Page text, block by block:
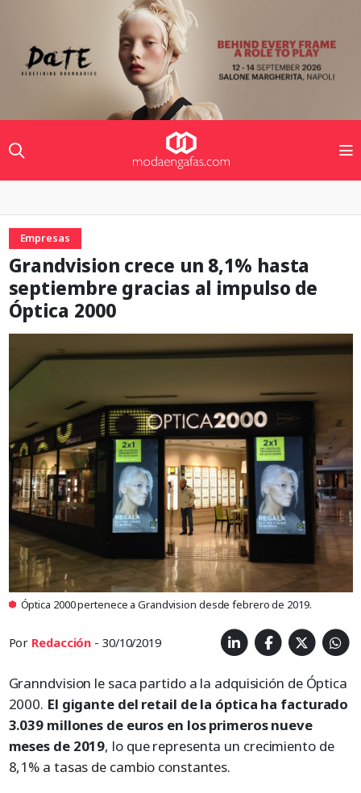
Empresas
Grandvision crece un 8,1% hasta
septiembre gracias al impulso de
Óptica 2000
Óptica 2000 pertenece a Grandvision desde febrero de 2019.
Por Redacción - 30/10/2019
Granndvision le saca partido a la adquisición de Óptica
2000. El gigante del retail de la óptica ha facturado
3.039 millones de euros en los primeros nueve
meses de 2019, lo que representa un crecimiento de
8,1% a tasas de cambio constantes.